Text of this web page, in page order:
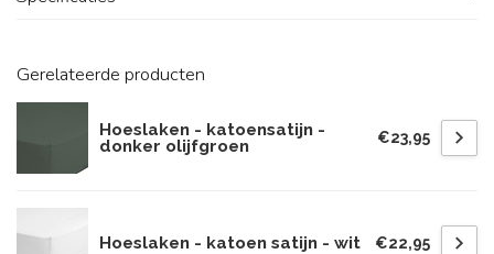
Gerelateerde producten
Hoeslaken - katoensatijn -
donker olijfgroen
€23,95
Hoeslaken - katoen satijn - wit €22,95